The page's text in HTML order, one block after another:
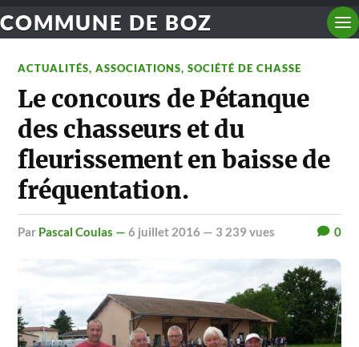
COMMUNE DE BOZ
ACTUALITÉS,ASSOCIATIONS,SOCIÉTÉ DE CHASSE
Le concours de Pétanque
des chasseurs et du
fleurissement en baisse de
fréquentation.
par Pascal Coulas —6 juillet 2016 — 3 239 vues 0